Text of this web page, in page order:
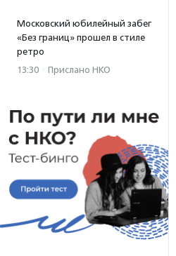
Московский юбилейный забег
«Без границ» прошел в стиле
ретро
13:30 · Прислано НКО